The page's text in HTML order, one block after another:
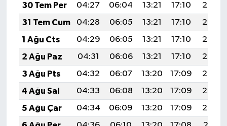
30 Tem Per
04:27 06:04 13:21 17:10
20:28
31 Tem Cum
04:28 06:05 13:21 17:10
20:27
1 Ağu Cts
04:29 06:05 13:21 17:10
20:26
2 Ağu Paz
04:31 06:06 13:21 17:10
20:25
3 Ağu Pts
04:32 06:07 13:20 17:09
20:24
4 Ağu Sal
04:33 06:08 13:20 17:09
20:23
5 Ağu Çar
04:34 06:09 13:20 17:09
20:22